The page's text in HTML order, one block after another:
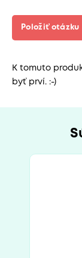
Položiť otázku
K tomuto
byť prví. :-)